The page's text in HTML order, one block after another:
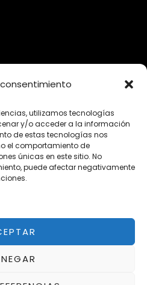
utilizamos tecnologías
y/o acceder a la información
de estas tecnologías nos
el comportamiento de
únicas en este sitio. No
puede afectar negativamente
al 12/08/2026
Cars 2026
al 05/10/2026
Porto 2026
al 05/10/2026
Política de Privacidad